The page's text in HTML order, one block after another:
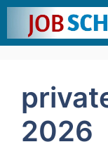
Skip
content
2026